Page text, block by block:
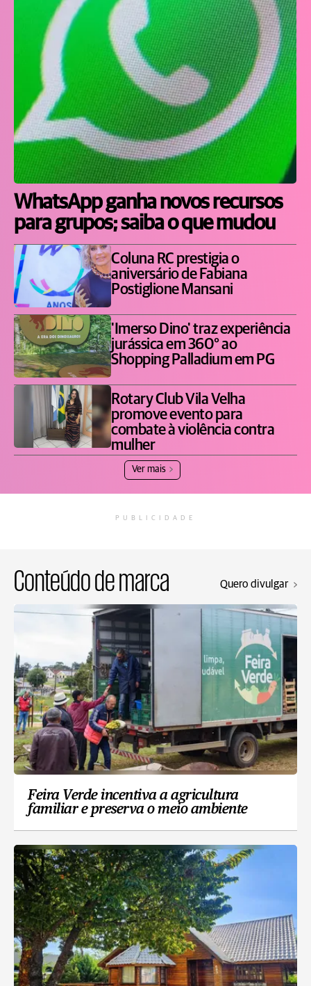
WhatsApp ganha novos recursos
para grupos; saiba o que mudou
Coluna RC prestigia o
aniversário de Fabiana
Postiglione Mansani
'Imerso Dino' traz experiência
jurássica em 360° ao
Shopping Palladium em PG
Rotary Club Vila Velha
promove evento para
combate à violência contra
mulher
Ver mais
PUBLICIDADE
Conteúdo de marca Quero divulgar
Feira Verde incentiva a agricultura
familiar e preserva o meio ambiente